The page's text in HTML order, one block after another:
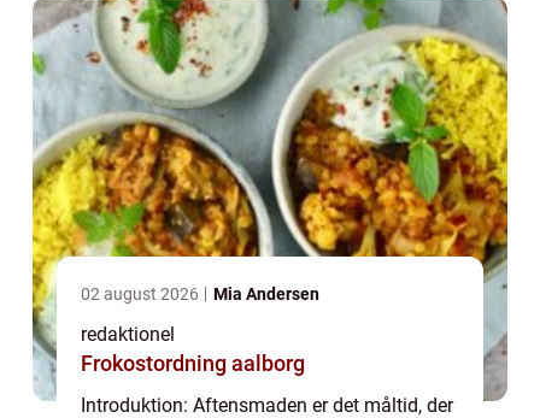
02 august 2026 Mia Andersen
redaktionel
Frokostordning aalborg
Introduktion: Aftensmaden er det måltid, der